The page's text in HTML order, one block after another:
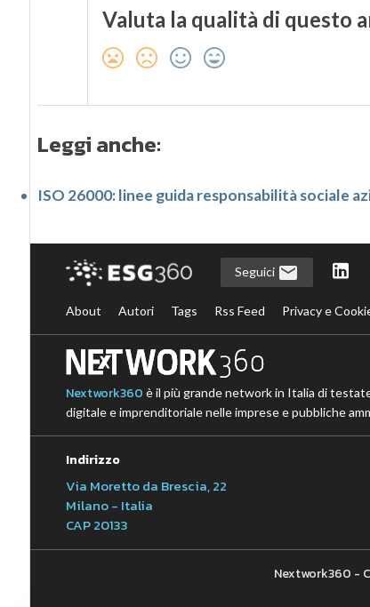
Valuta la qualità di questo
Leggi anche:
ISO 26000: linee guida responsabilità sociale
Seguici
About Autori Tags Rss Feed Privacy e
Nextwork360 è il più grande network in Italia di
digitale e imprenditoriale nelle imprese e pubbliche
Indirizzo
Via Moretto da Brescia, 22
Milano - Italia
CAP 20133
Nextwork360 -